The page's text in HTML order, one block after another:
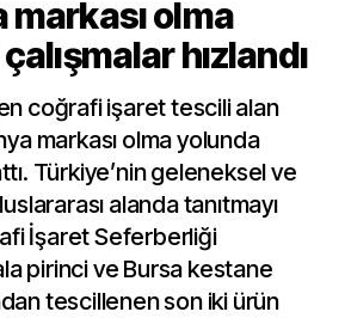
markası olma
hızlandı
coğrafi işaret tescili alan
markası olma yolunda
Türkiye’nin geleneksel ve
alanda tanıtmayı
İşaret Seferberliği
pirinci ve Bursa kestane
tescillenen son iki ürün